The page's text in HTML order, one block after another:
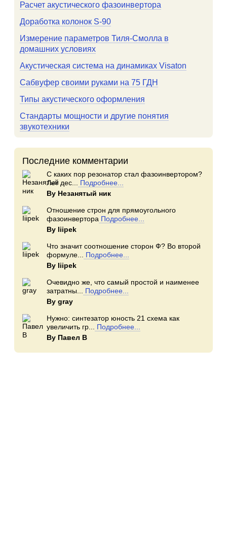
Расчет акустического фазоинвертора
Доработка колонок S-90
Измерение параметров Тиля-Смолла в
домашних условиях
Акустическая система на динамиках Visaton
Сабвуфер своими руками на 75 ГДН
Типы акустического оформления
Стандарты мощности и другие понятия
звукотехники
Последние комментарии
С каких пор резонатор стал фазоинвертором?
Лет дес... Подробнее...
By Незанятый ник
Отношение строн для прямоугольного
фазоинвертора Подробнее...
By Iiipek
Что значит соотношение сторон Ф? Во второй
формуле... Подробнее...
By Iiipek
Очевидно же, что самый простой и наименее
затратны... Подробнее...
By gray
Нужно: синтезатор юность 21 схема как
увеличить гр... Подробнее...
By Павел В